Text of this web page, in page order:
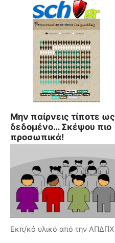
Μην παίρνεις τίποτε ως
δεδομένο… Σκέψου πιο
προσωπικά!
Εκπ/κό υλικό από την ΑΠΔΠΧ